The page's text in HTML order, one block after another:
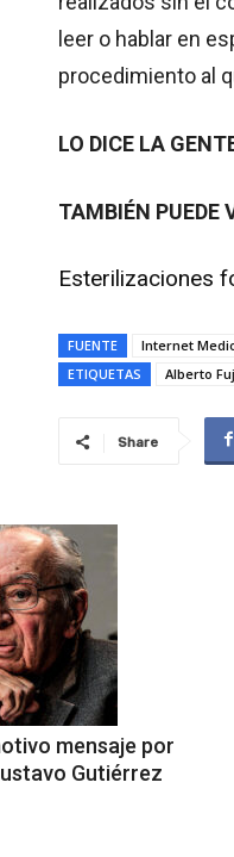
leer o hablar en
procedimiento al
LO DICE LA
TAMBIÉN PUEDE
Esterilizaciones
FUENTE
Internet
ETIQUETAS
Alberto
Share
mensaje por
Gutiérrez